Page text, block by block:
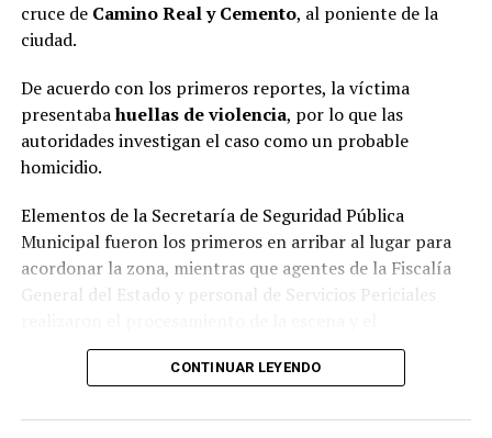
cruce de Camino Real y Cemento, al poniente de la
ciudad.
De acuerdo con los primeros reportes, la víctima
presentabahuellas de violencia, por lo que las
autoridades investigan el caso como un probable
homicidio.
Elementos de la Secretaría de Seguridad Pública
Municipal fueron los primeros en arribar al lugar para
acordonar la zona, mientras que agentes de la Fiscalía
General del Estado y personal de Servicios Periciales
levantamiento de evidencias.
revelada y las autoridades continúan con las
CONTINUAR LEYENDO